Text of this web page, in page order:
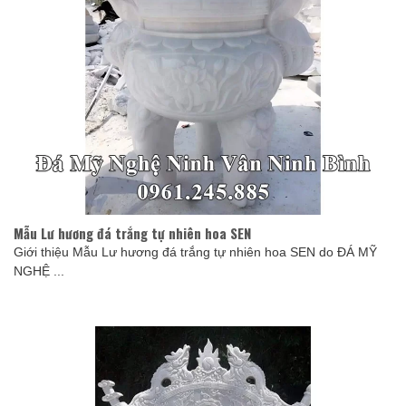
Mẫu Lư hương đá trắng tự nhiên hoa SEN
Giới thiệu Mẫu Lư hương đá trắng tự nhiên hoa SEN do ĐÁ MỸ
NGHỆ ...